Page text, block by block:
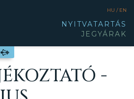
HU / EN
NYITVATARTÁS
JEGYÁRAK
-